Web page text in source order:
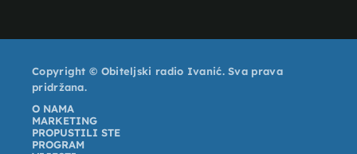
Copyright © Obiteljski radio Ivanić. Sva prava
pridržana.
O NAMA
MARKETING
PROPUSTILI STE
PROGRAM